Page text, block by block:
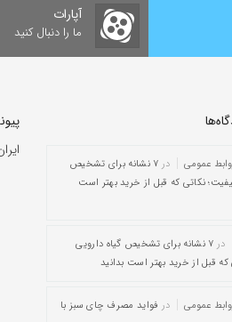
آپارات
ما را دنبال کنید
عمومی در
۷ نشانه برای تشخیص
نکاتی که قبل از خرید بهتر است
در
۷ نشانه برای تشخیص گیاه دارویی
که قبل از خرید بهتر است بدانید
عمومی در فواید مصرف چای سبز با